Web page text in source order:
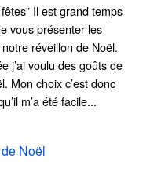
Il est grand temps
vous présenter les
réveillon de Noël.
j’ai voulu des goûts de
Mon choix c’est donc
m’a été facile...
Noël